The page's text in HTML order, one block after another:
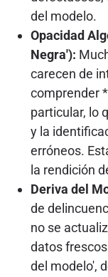
del modelo.
Opacidad
Negra'):
carecen de
comprender
particular, lo
y la
erróneos.
la rendición
Deriva del
de
no se
datos
del modelo',